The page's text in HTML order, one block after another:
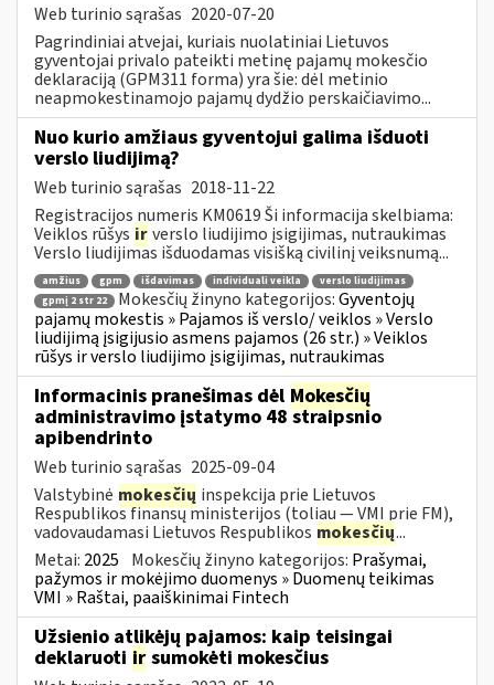
Web turinio sąrašas 2020-07-20
Pagrindiniai atvejai, kuriais nuolatiniai Lietuvos
gyventojai privalo pateikti metinę pajamų mokesčio
deklaraciją (GPM311 forma) yra šie: dėl metinio
neapmokestinamojo pajamų dydžio perskaičiavimo...
Nuo kurio amžiaus gyventojui galima išduoti
verslo liudijimą?
Web turinio sąrašas 2018-11-22
Registracijos numeris KM0619 Ši informacija skelbiama:
Veiklos rūšys irverslo liudijimo įsigijimas, nutraukimas
Verslo liudijimas išduodamas visišką civilinį veiksnumą...
amžius gpm išdavimas individuali veikla
verslo liudijimas
gpmį 2 str 22
Mokesčių žinyno kategorijos:Gyventojų
pajamų mokestis » Pajamos iš verslo/ veiklos » Verslo
liudijimą įsigijusio asmens pajamos (26 str.) » Veiklos
rūšys ir verslo liudijimo įsigijimas, nutraukimas
Informacinis pranešimas dėl Mokesčių
administravimo įstatymo 48 straipsnio
apibendrinto
Web turinio sąrašas 2025-09-04
Valstybinė mokesčių inspekcija prie Lietuvos
Respublikos finansų ministerijos (toliau — VMI prie FM),
vadovaudamasi Lietuvos Respublikos mokesčių...
Metai: 2025 Mokesčių žinyno kategorijos: Prašymai,
pažymos ir mokėjimo duomenys » Duomenų teikimas
VMI » Raštai, paaiškinimai Fintech
Užsienio atlikėjų pajamos: kaip teisingai
deklaruoti ir sumokėti mokesčius